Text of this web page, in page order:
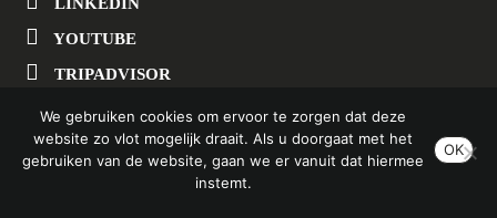
YOUTUBE
TRIPADVISOR
SCHRIJF U IN OP ONZE NIEUWSBRIEF
We gebruiken cookies om ervoor te zorgen dat deze
website zo vlot mogelijk draait. Als u doorgaat met het
gebruiken van de website, gaan we er vanuit dat hiermee
instemt.
OK